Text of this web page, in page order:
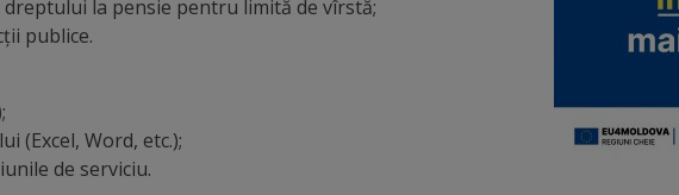
la pensie pentru limită de vîrstă;
publice.
(Excel, Word, etc.);
de serviciu.